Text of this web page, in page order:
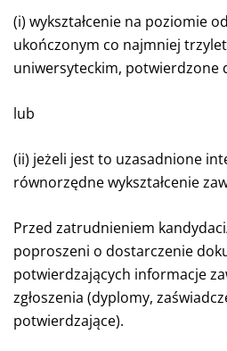
(i) wykształcenie na poziomie
ukończonym co najmniej
uniwersyteckim, potwierdzone
lub
(ii) jeżeli jest to uzasadnione
równorzędne wykształcenie
Przed zatrudnieniem
poproszeni o dostarczenie
potwierdzających informacje
zgłoszenia (dyplomy,
potwierdzające).